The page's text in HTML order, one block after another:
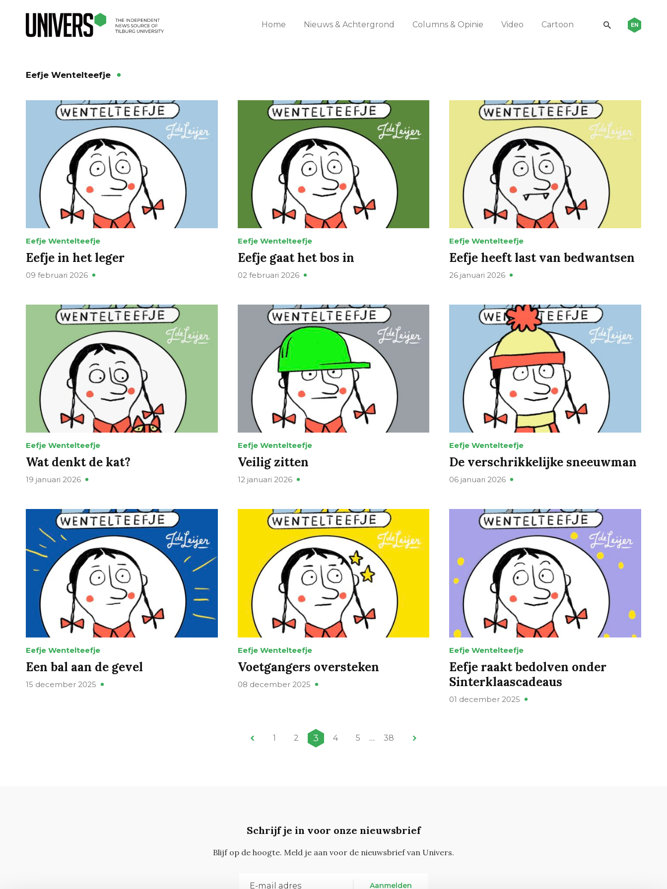
Home Nieuws & Achtergrond Columns & Opinie Video Cartoon EN
Eefje Wentelteefje
Eefje Wentelteefje
Eefje in het leger
09 februari 2026
Eefje Wentelteefje
Eefje gaat het bos in
02 februari 2026
Eefje Wentelteefje
Eefje heeft last van bedwantsen
26 januari 2026
Eefje Wentelteefje
Wat denkt de kat?
19 januari 2026
Eefje Wentelteefje
Veilig zitten
12 januari 2026
Eefje Wentelteefje
De verschrikkelijke sneeuwman
06 januari 2026
Eefje Wentelteefje
Een bal aan de gevel
15 december 2025
Eefje Wentelteefje
Voetgangers oversteken
08 december 2025
Eefje Wentelteefje
Eefje raakt bedolven onder
Sinterklaascadeaus
01 december 2025
1 2 3 4 5 … 38
Schrijf je in voor onze nieuwsbrief
Blijf op de hoogte. Meld je aan voor de nieuwsbrief van Univers.
Aanmelden